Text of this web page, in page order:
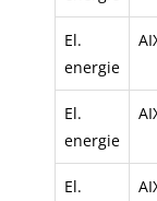
El.
energie
El.
energie
El.